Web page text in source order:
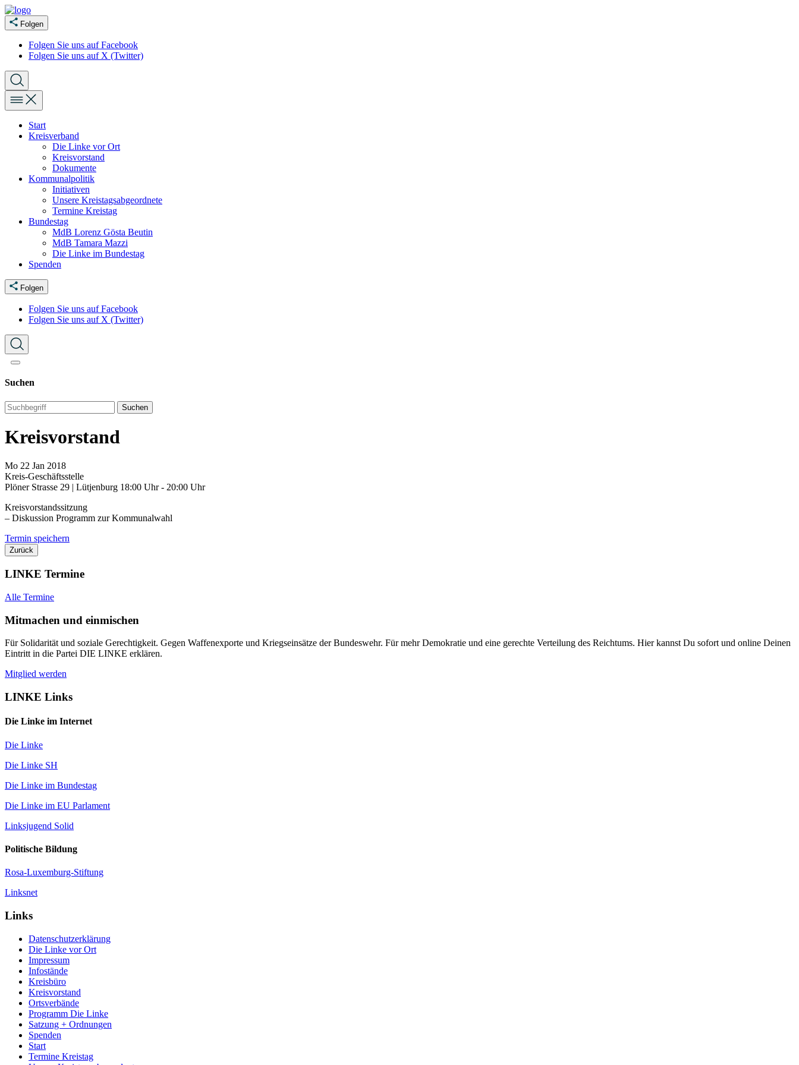
Folgen
Folgen Sie uns auf Facebook
Folgen Sie uns auf X (Twitter)
Start
Kreisverband
Die Linke vor Ort
Kreisvorstand
Dokumente
Kommunalpolitik
Initiativen
Unsere Kreistagsabgeordnete
Termine Kreistag
Bundestag
MdB Lorenz Gösta Beutin
MdB Tamara Mazzi
Die Linke im Bundestag
Spenden
Folgen
Folgen Sie uns auf Facebook
Folgen Sie uns auf X (Twitter)
Suchen
Suchen
Kreisvorstand
Mo 22 Jan 2018
Kreis-Geschäftsstelle
Plöner Strasse 29 | Lütjenburg 18:00 Uhr - 20:00 Uhr
Kreisvorstandssitzung
– Diskussion Programm zur Kommunalwahl
Termin speichern
Zurück
LINKE Termine
Alle Termine
Mitmachen und einmischen
Für Solidarität und soziale Gerechtigkeit. Gegen Waffenexporte und Kriegseinsätze der Bundeswehr. Für mehr Demokratie und eine gerechte Verteilung des Reichtums. Hier kannst Du sofort und online Deinen
Eintritt in die Partei DIE LINKE erklären.
Mitglied werden
LINKE Links
Die Linke im Internet
Die Linke
Die Linke SH
Die Linke im Bundestag
Die Linke im EU Parlament
Linksjugend Solid
Politische Bildung
Rosa-Luxemburg-Stiftung
Linksnet
Links
Datenschutzerklärung
Die Linke vor Ort
Impressum
Infostände
Kreisbüro
Kreisvorstand
Ortsverbände
Programm Die Linke
Satzung + Ordnungen
Spenden
Start
Termine Kreistag